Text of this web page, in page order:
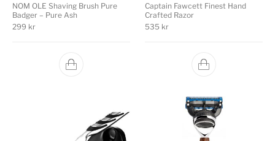
NOM OLE Shaving Brush Pure
Badger – Pure Ash
299 kr
Captain Fawcett Finest Hand
Crafted Razor
535 kr